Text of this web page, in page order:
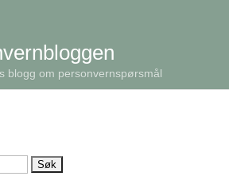
blogg om personvernspørsmål